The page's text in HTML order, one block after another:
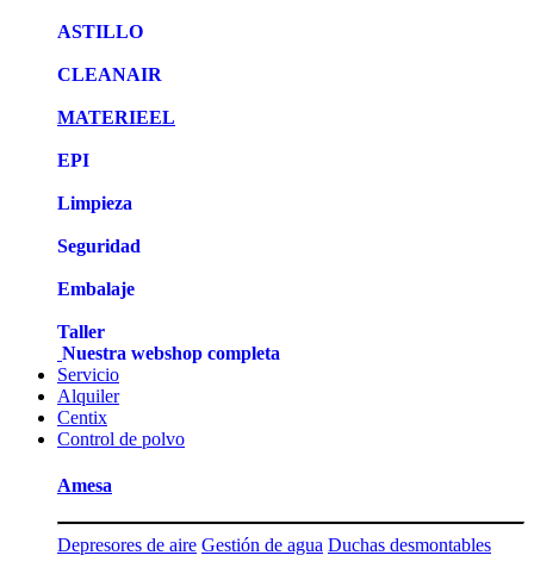
ASTILLO
CLEANAIR
MATERIEEL
EPI
Limpieza
Seguridad
Embalaje
Taller
Nuestra webshop completa
Servicio
Alquiler
Centix
Control de polvo
Amesa
Depresores de aire Gestión de agua Duchas desmontables